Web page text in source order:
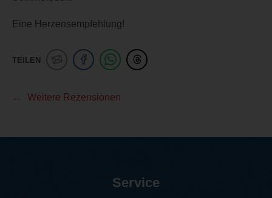
Eine Herzensempfehlung!
TEILEN
Weitere Rezensionen
Service